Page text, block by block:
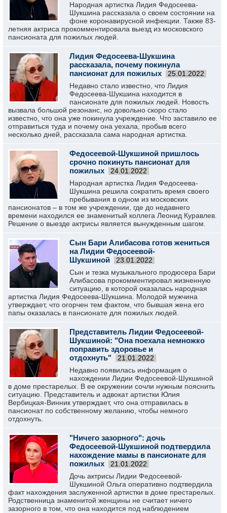
Народная артистка Лидия Федосеева-
Шукшина рассказала о своем состоянии на
фоне коронавирусной инфекции. Также 83-
летняя актриса прокомментировала выезд из московского
пансионата для пожилых людей.
Лидия Федосеева-Шукшина
рассказала, почему покинула
пансионат для пожилых
25.01.2022
Недавно стало известно, что Лидия
Федосеева-Шукшина находится в
пансионате для пожилых людей. Новость
вызвала большой резонанс, но довольно скоро стало
известно, что она уже покинула учреждение. Что заставило ее
отправиться туда и почему она уехала, пробыв всего
несколько дней, рассказала сама народная артистка.
Федосеевой-Шукшиной пришлось
срочно покинуть пансионат для
пожилых
24.01.2022
Народная артистка Лидия Федосеева-
Шукшина решила сократить время своего
пребывания в одном из московских
пансионатов – в том же учреждении, где до недавнего
времени находился ее знаменитый коллега Леонид Куравлев.
Решение о выезде актрисы является вынужденным шагом.
Сын Бари Алибасова готов жениться
на Лидии Федосеевой-
Шукшиной
23.01.2022
Сын и тезка музыкального продюсера Бари
Алибасова прокомментировал жизненную
ситуацию, в которой оказалась народная
артистка Лидия Федосеева-Шукшина. Молодой мужчина
утверждает, что огорчен тем фактом, что бывшая жена его
папы оказалась в пансионате для пожилых людей.
Представитель Лидии Федосеевой-
Шукшиной: "Она поехала немножко
поправить здоровье и
отдохнуть"
21.01.2022
Недавно появилась информация о
нахождении Лидии Федосеевой-Шукшиной
в доме престарелых. В ее окружении сочли нужным пояснить
ситуацию. Представитель и адвокат артистки Юлия
Вербицкая-Винник утверждает, что она отправилась в
пансионат по собственному желанию, чтобы немного
отдохнуть.
"Ничего зазорного": дочь
Федосеевой-Шукшиной подтвердила
нахождение мамы в пансионате для
пожилых
21.01.2022
Дочь актрисы Лидии Федосеевой-
Шукшиной Ольга оперативно подтвердила
факт нахождения заслуженной артистки в доме престарелых.
Родственница знаменитой женщины не считает ничего
зазорного в том, что она находится под наблюдением